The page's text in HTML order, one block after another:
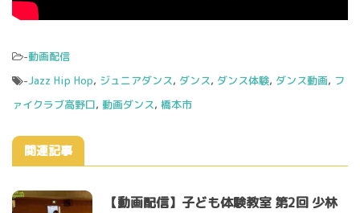
-動画配信
-Jazz Hip Hop, ジュニアダンス, ダンス, ダンス体験, ダンス動画, フ
ァイクラブ高野口, 動画ダンス, 橋本市
関連記事
【動画配信】子ども体験教室 第2回 少林